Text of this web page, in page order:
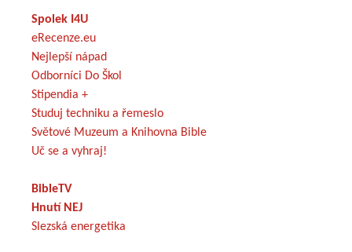
Spolek I4U
eRecenze.eu
Nejlepší nápad
Odborníci Do Škol
Stipendia +
Studuj techniku a řemeslo
Světové Muzeum a Knihovna Bible
Uč se a vyhraj!
BibleTV
Hnutí NEJ
Slezská energetika